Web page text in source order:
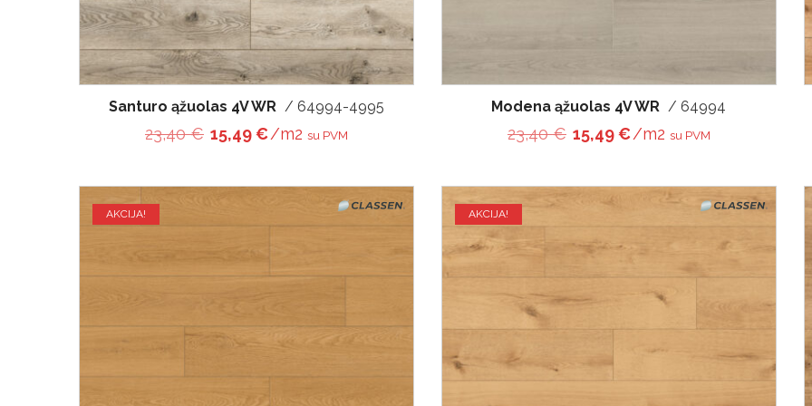
Santuro ąžuolas 4V WR / 64994-4995
23,40€ Original price was: 23,40 €.
15,49€Current price is: 15,49 €.
/m2 su PVM
Modena ąžuolas 4V WR / 64994
23,40€ Original price was: 23,40 €.
15,49€Current price is: 15,49 €.
/m2 su PVM
AKCIJA! AKCIJA!